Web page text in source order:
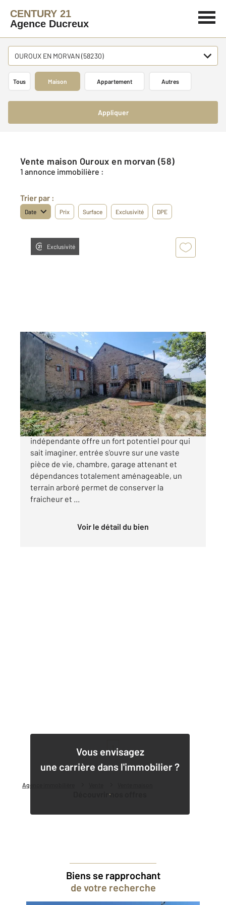
CENTURY 21
Agence Ducreux
OUROUX EN MORVAN (58230)
Tous Maison Appartement Autres
Appliquer
Agence immobilière
Vente maison Ouroux en morvan (58)
1 annonce immobilière :
Trier par :
Date Prix Surface Exclusivité DPE
Exclusivité
OUROUX EN MORVAN 58
120 m2, 5 pièces
Ref : 214
Maison à vendre
57 000 €
Au cœur d'OurouxenMorvan, cette maison
indépendante offre un fort potentiel pour qui
sait imaginer. entrée s'ouvre sur une vaste
pièce de vie, chambre, garage attenant et
dépendances totalement aménageable, un
terrain arboré permet de conserver la
fraicheur et ...
Voir le détail du bien
Vous envisagez
une carrière dans l'immobilier ?
Découvrir nos offres
Biens se rapprochant
de votre recherche